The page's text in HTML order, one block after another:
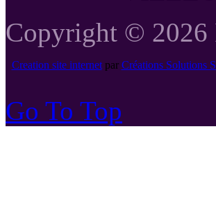
Copyright © 2026
Creation site internetpar Créations Solutions
Go To Top